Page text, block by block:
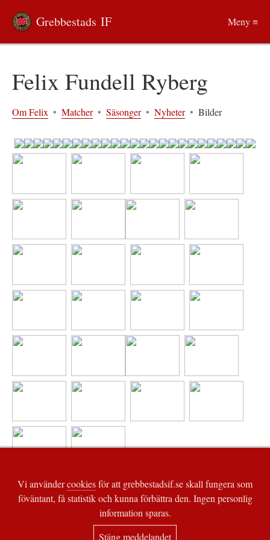
Felix Fundell Ryberg
Om Felix • Matcher • Säsonger • Nyheter • Bilder
Är detta du? Vill du att någon ändras eller tas bort?
Tala om det för oss!
Grebbestads IF Meny ≡
Vi användercookiesför att grebbestadsif.se skall fungera som
föväntant, få statistik och kunna förbättra den. Ingen personlig
information sparas.
Stäng meddelandet